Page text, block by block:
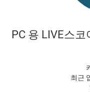
PC 용 LIVE스
최근